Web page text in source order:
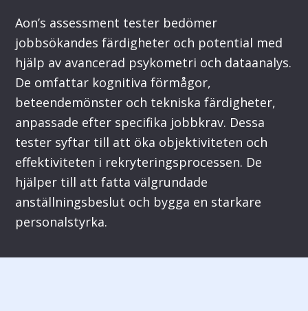
Aon’s assessment tester bedömer
jobbsökandes färdigheter och potential med
hjälp av avancerad psykometri och dataanalys.
De omfattar kognitiva förmågor,
beteendemönster och tekniska färdigheter,
anpassade efter specifika jobbkrav. Dessa
tester syftar till att öka objektiviteten och
effektiviteten i rekryteringsprocessen. De
hjälper till att fatta välgrundade
anställningsbeslut och bygga en starkare
personalstyrka.